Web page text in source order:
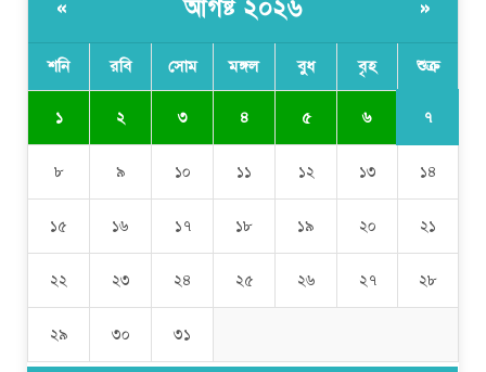
« আগষ্ট ২০২৬ »
শনি রবি সোম মঙ্গল বুধ বৃহ শুক্র
১ ২ ৩ ৪ ৫ ৬ ৭
৮ ৯ ১০ ১১ ১২ ১৩ ১৪
১৫ ১৬ ১৭ ১৮ ১৯ ২০ ২১
২২ ২৩ ২৪ ২৫ ২৬ ২৭ ২৮
২৯ ৩০ ৩১